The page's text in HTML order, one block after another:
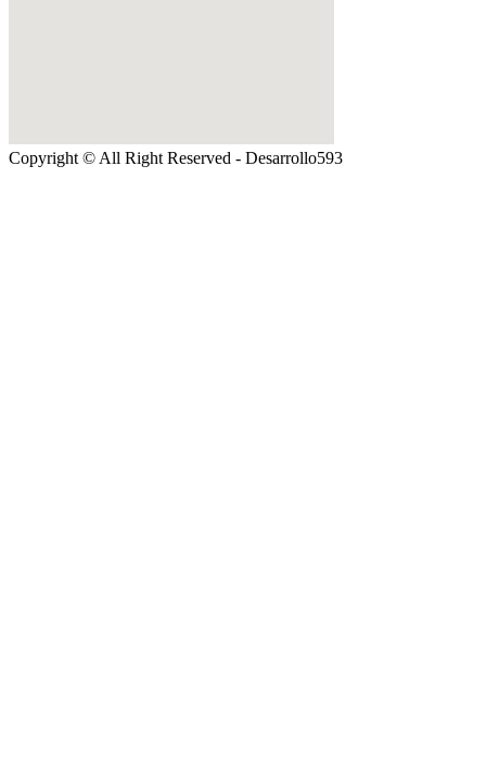
Copyright © All Right Reserved - Desarrollo593